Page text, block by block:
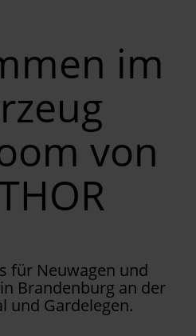
im
von
für Neuwagen und
Brandenburg an der
und Gardelegen.